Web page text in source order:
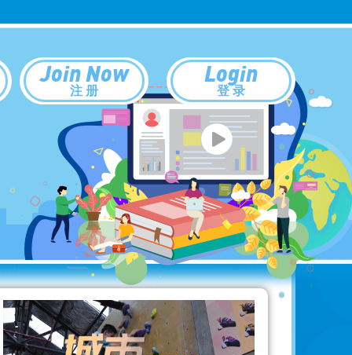
Join Now
注 册
Login
登 录